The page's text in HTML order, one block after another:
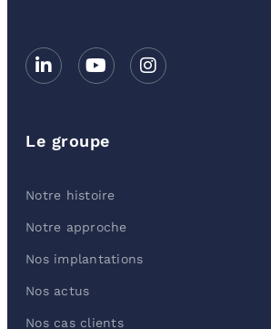
Le groupe
Notre histoire
Notre approche
Nos implantations
Nos actus
Nos cas clients